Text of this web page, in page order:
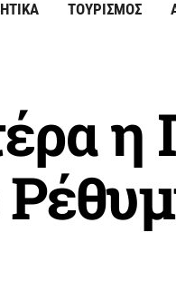
ΤΟΥΡΙΣΜΟΣ
η